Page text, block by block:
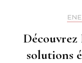
Découvrez
solutions